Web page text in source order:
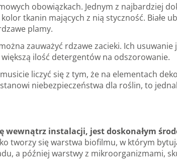
obowiązkach. Jednym z najbardziej
tkanin mających z nią styczność. Białe
plamy.
zauważyć rdzawe zacieki. Ich usuwanie
ilość detergentów na odszorowanie.
liczyć się z tym, że na elementach
niebezpieczeństwa dla roślin, to
wewnątrz instalacji, jest doskonałym
tworzy się warstwa biofilmu, w którym
a później warstwy z mikroorganizmami,